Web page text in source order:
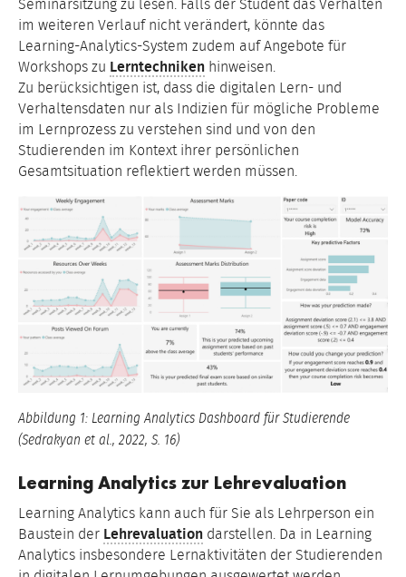
Seminarsitzung zu lesen. Falls der Student das Verhalten
im weiteren Verlauf nicht verändert, könnte das
Learning-Analytics-System zudem auf Angebote für
Workshops zu Lerntechniken hinweisen.
Zu berücksichtigen ist, dass die digitalen Lern- und
Verhaltensdaten nur als Indizien für mögliche Probleme
im Lernprozess zu verstehen sind und von den
Studierenden im Kontext ihrer persönlichen
Gesamtsituation reflektiert werden müssen.
Abbildung 1: Learning Analytics Dashboard für Studierende
(Sedrakyan et al., 2022, S. 16)
Learning Analytics zur Lehrevaluation
Learning Analytics kann auch für Sie als Lehrperson ein
Baustein der Lehrevaluation darstellen. Da in Learning
Analytics insbesondere Lernaktivitäten der Studierenden